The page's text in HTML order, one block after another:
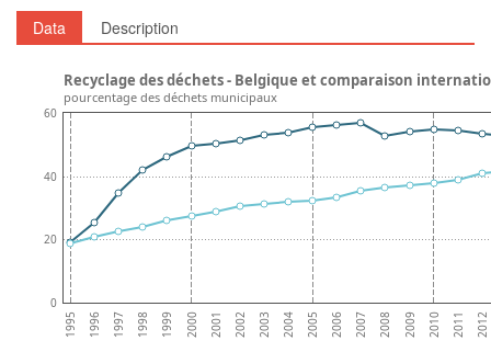
Data Description
1995 1996 1997 1998 1999 2000 2001 2002 2003 2004 2005 2006 2007 2008 2009 2010 2011 2012
0
20
40
60
Recyclage des déchets - Belgique et comparaison
pourcentage des déchets municipaux